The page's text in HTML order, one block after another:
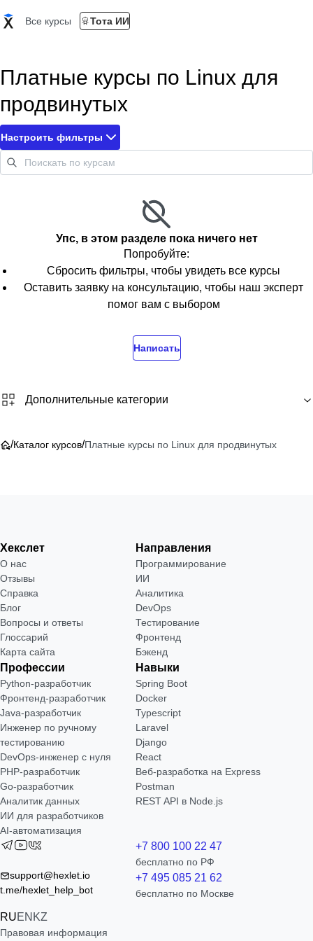
Все курсы Тота ИИ
Платные курсы по Linux для
продвинутых
Настроить фильтры
Упс, в этом разделе пока ничего нет
Попробуйте:
Сбросить фильтры, чтобы увидеть все курсы
Оставить заявку на консультацию, чтобы наш эксперт
помог вам с выбором
Написать
Дополнительные категории
/Каталог курсов/Платные курсы по Linux для продвинутых
Хекслет
О нас
Отзывы
Справка
Блог
Вопросы и ответы
Глоссарий
Карта сайта
Направления
Программирование
ИИ
Аналитика
DevOps
Тестирование
Фронтенд
Бэкенд
Профессии
Python-разработчик
Фронтенд-разработчик
Java-разработчик
Инженер по ручному
тестированию
DevOps-инженер с нуля
РНР-разработчик
Go-разработчик
Аналитик данных
ИИ для разработчиков
AI-автоматизация
Навыки
Spring Boot
Docker
Typescript
Laravel
Django
React
Веб-разработка на Express
Postman
REST API в Node.js
support@hexlet.io
t.me/hexlet_help_bot
RUEN KZ
+7 800 100 22 47
бесплатно по РФ
+7 495 085 21 62
бесплатно по Москве
Правовая информация